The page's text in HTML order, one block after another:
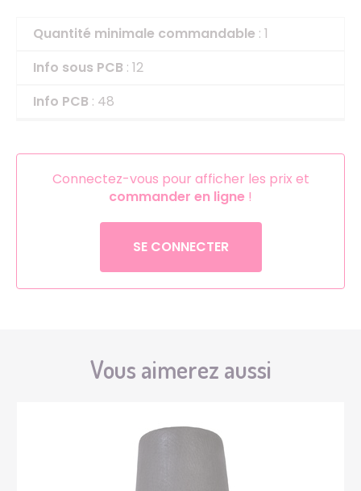
Quantité minimale commandable : 1
Info sous PCB : 12
Info PCB : 48
Connectez-vous pour afficher les prix et
commander en ligne !
SE CONNECTER
Vous aimerez aussi